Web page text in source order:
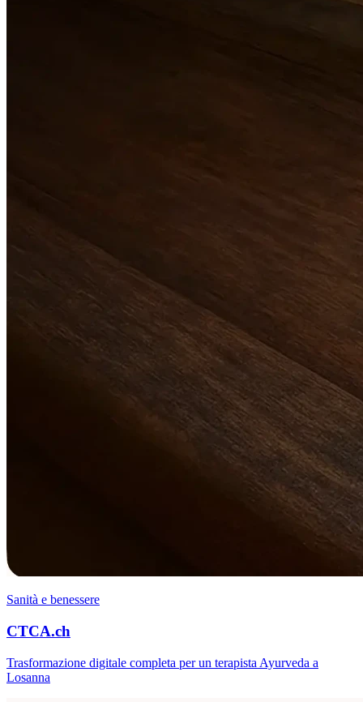
Sanità e benessere
CTCA.ch
Trasformazione digitale completa per un terapista Ayurveda a
Losanna